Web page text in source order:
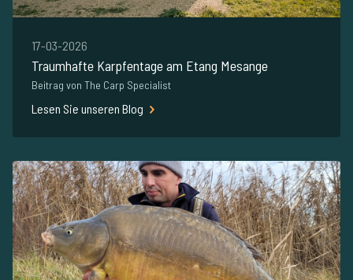
17-03-2026
Traumhafte Karpfentage am Etang Mesange
Beitrag von The Carp Specialist
Lesen Sie unseren Blog